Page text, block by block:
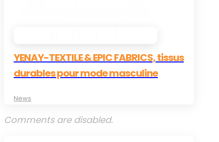
YENAY-TEXTILE & EPIC FABRICS, tissus
durables pour mode masculine
News
Comments are disabled.